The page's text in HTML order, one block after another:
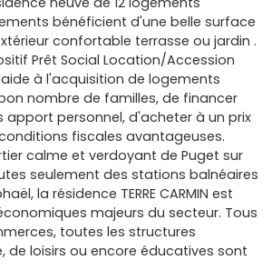
bénéficient d'une belle surface
confortable terrasse ou jardin .
Prêt Social Location/Accession
à l'acquisition de logements
nombre de familles, de financer
apport personnel, d'acheter à un prix
fiscales avantageuses.
calme et verdoyant de Puget sur
seulement des stations balnéaires
la résidence TERRE CARMIN est
majeurs du secteur. Tous
toutes les structures
de loisirs ou encore éducatives sont